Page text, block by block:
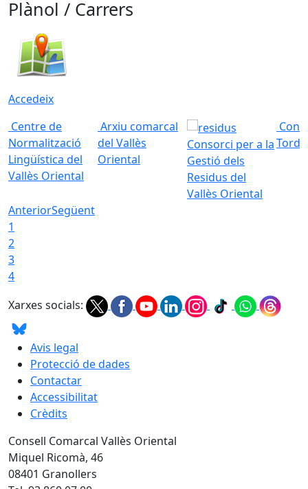
Plànol / Carrers
Accedeix
Centre de
Normalització
Lingüística del
Vallès Oriental
Arxiu comarcal
del Vallès
Oriental
Consorci per a la
Gestió dels
Residus del
Vallès Oriental
AnteriorSegüent
1
2
3
4
Xarxes socials:
Avis legal
Protecció de dades
Contactar
Accessibilitat
Crèdits
Consell Comarcal Vallès Oriental
Miquel Ricomà, 46
08401 Granollers